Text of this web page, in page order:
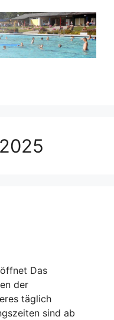
Das
der
täglich
sind ab